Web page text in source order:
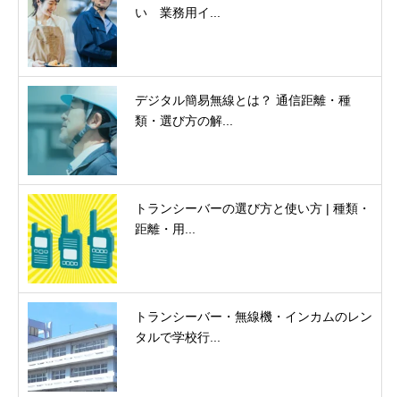
い 業務用イ...
デジタル簡易無線とは？ 通信距離・種
類・選び方の解...
トランシーバーの選び方と使い方 | 種類・
距離・用...
トランシーバー・無線機・インカムのレン
タルで学校行...